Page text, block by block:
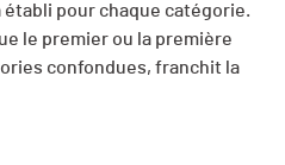
pour chaque catégorie.
le premier ou la première
confondues, franchit la